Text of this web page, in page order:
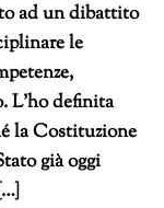
ad un dibattito
le
L’ho definita
la Costituzione
già oggi